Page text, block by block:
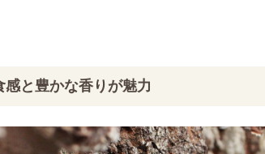
と豊かな香りが魅力